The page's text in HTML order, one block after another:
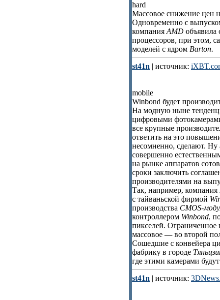
hard
Массовое снижение цен
Одновременно с
компания AMD объявила
процессоров, при этом,
моделей с ядром Barton.
st41n | источник:
mobile
Winbond будет
На модную ныне
цифровыми
все крупные
ответить на это
несомненно, сделают. Ну
совершенно
на рынке аппаратов
сроки заключить
производителями на
Так, например, компания
с тайваньской фирмой
производства CMOS-
контроллером Winbond,
пикселей. Ограниченное
массовое — во второй
Сошедшие с конвейера
фабрику в городе
где этими камерами
st41n | источник: